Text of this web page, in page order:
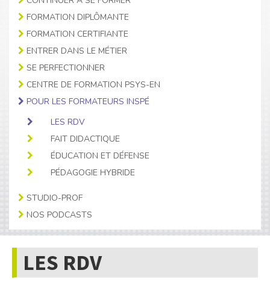
FORMATION DIPLÔMANTE
FORMATION CERTIFIANTE
ENTRER DANS LE MÉTIER
SE PERFECTIONNER
CENTRE DE FORMATION PSYS-EN
POUR LES FORMATEURS INSPÉ
LES RDV
FAIT DIDACTIQUE
ÉDUCATION ET DÉFENSE
PÉDAGOGIE HYBRIDE
STUDIO-PROF
NOS PODCASTS
LES RDV